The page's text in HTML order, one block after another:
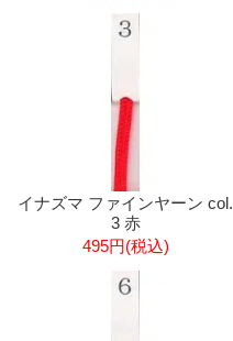
イナズマ ファインヤーン col.
3 赤
495円(税込)